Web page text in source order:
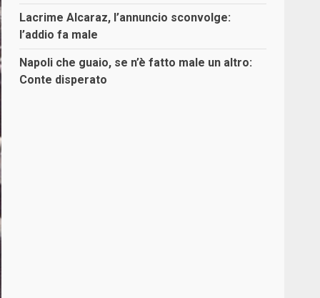
Lacrime Alcaraz, l’annuncio sconvolge:
l’addio fa male
Napoli che guaio, se n’è fatto male un altro:
Conte disperato